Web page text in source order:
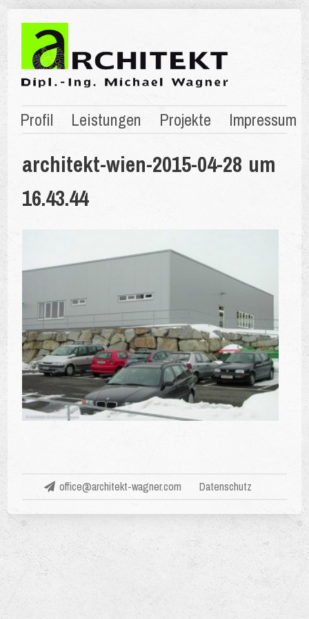
Profil Leistungen Projekte Impressum
architekt-wien-2015-04-28 um
16.43.44
office@architekt-wagner.com Datenschutz